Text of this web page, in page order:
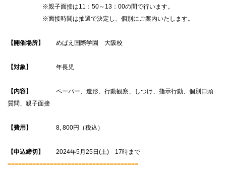
※親子面接は11 ： 50～ 13 ： 00の間で行います。
※面接時間は抽選で決定し、個別にご案内いたします。
【開催場所】 めばえ国際学園 大阪校
【対象】 年長児
【内容】 ペーパー、造形、行動観察、しつけ、指示行動、個別口頭
質問、親子面接
【費用】 8, 800円（税込）
【申込締切】 2024年5月25日(土) 17時まで
=====================================